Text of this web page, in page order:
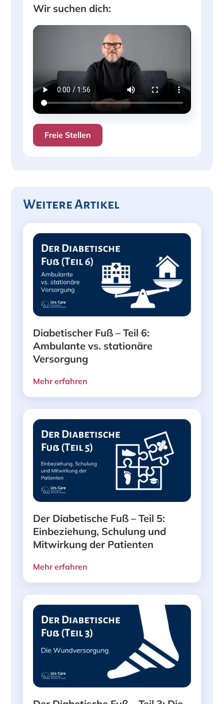
Wir suchen dich:
Freie Stellen
Weitere Artikel
Diabetischer Fuß – Teil 6:
Ambulante vs. stationäre
Versorgung
Mehr erfahren
Der Diabetische Fuß – Teil 5:
Einbeziehung, Schulung und
Mitwirkung der Patienten
Mehr erfahren